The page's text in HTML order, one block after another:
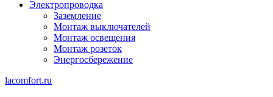
Электропроводка
Заземление
Монтаж выключателей
Монтаж освещения
Монтаж розеток
Энергосбережение
lacomfort.ru